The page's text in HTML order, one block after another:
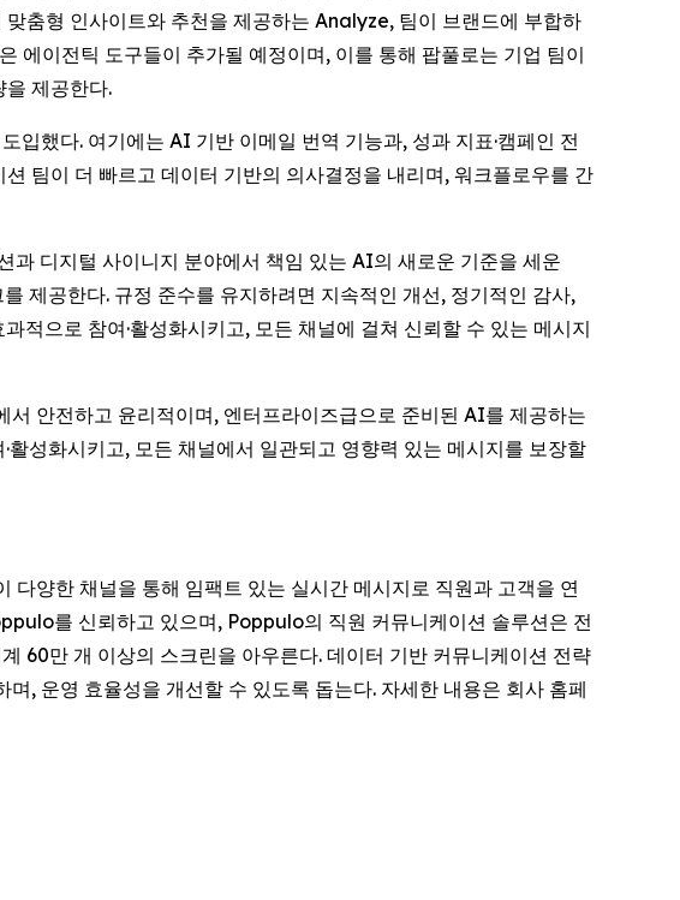
춤형 인사이트와 추천을 제공하는 Analyze, 팀이 브랜드에 부합하
에이전틱 도구들이 추가될 예정이며, 이를 통해 팝풀로는 기업 팀이
제공한다.
했다. 여기에는 AI 기반 이메일 번역 기능과, 성과 지표·캠페인 전
팀이 더 빠르고 데이터 기반의 의사결정을 내리며, 워크플로우를 간
디지털 사이니지 분야에서 책임 있는 AI의 새로운 기준을 세운
제공한다. 규정 준수를 유지하려면 지속적인 개선, 정기적인 감사,
적으로 참여·활성화시키고, 모든 채널에 걸쳐 신뢰할 수 있는 메시지
안전하고 윤리적이며, 엔터프라이즈급으로 준비된 AI를 제공하는
성화시키고, 모든 채널에서 일관되고 영향력 있는 메시지를 보장할
양한 채널을 통해 임팩트 있는 실시간 메시지로 직원과 고객을 연
를 신뢰하고 있으며, Poppulo의 직원 커뮤니케이션 솔루션은 전
60만 개 이상의 스크린을 아우른다. 데이터 기반 커뮤니케이션 전략
, 운영 효율성을 개선할 수 있도록 돕는다. 자세한 내용은 회사 홈페